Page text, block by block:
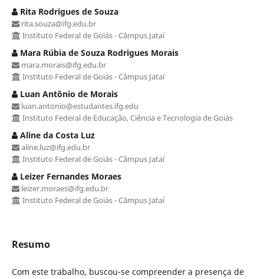
Rita Rodrigues de Souza
rita.souza@ifg.edu.br
Instituto Federal de Goiás - Câmpus Jataí
Mara Rúbia de Souza Rodrigues Morais
mara.morais@ifg.edu.br
Instituto Federal de Goiás - Câmpus Jataí
Luan Antônio de Morais
luan.antonio@estudantes.ifg.edu
Instituto Federal de Educação, Ciência e Tecnologia de Goiás
Aline da Costa Luz
aline.luz@ifg.edu.br
Instituto Federal de Goiás - Câmpus Jataí
Leizer Fernandes Moraes
leizer.moraes@ifg.edu.br
Instituto Federal de Goiás - Câmpus Jataí
Resumo
Com este trabalho, buscou-se compreender a presença de